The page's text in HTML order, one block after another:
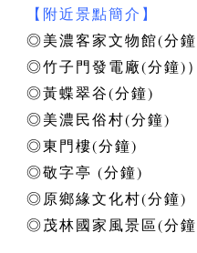
【附近景點簡介】
◎美濃客家文物館(分
◎竹子門發電廠(分鐘)
◎黃蝶翠谷(分鐘)
◎美濃民俗村(分鐘)
◎東門樓(分鐘)
◎敬字亭 (分鐘)
◎原鄉緣文化村(分鐘)
◎茂林國家風景區(分